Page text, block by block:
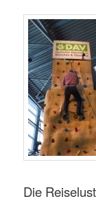
Die